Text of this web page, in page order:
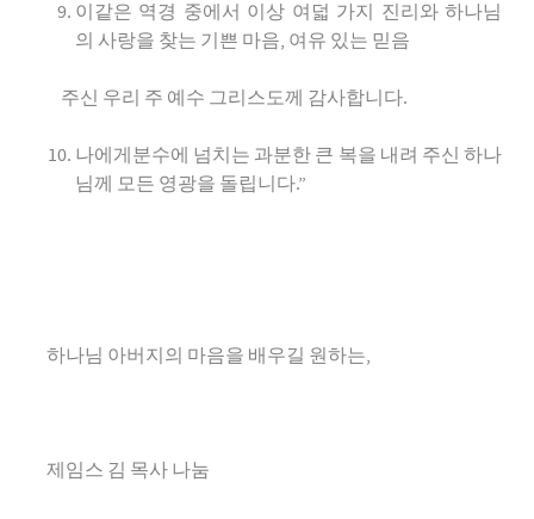
이같은 역경 중에서 이상 여덟 가지 진리와 하나님
의 사랑을 찾는 기쁜 마음, 여유 있는 믿음
주신 우리 주 예수 그리스도께 감사합니다.
나에게분수에 넘치는 과분한 큰 복을 내려 주신 하나
님께 모든 영광을 돌립니다.”
하나님 아버지의 마음을 배우길 원하는,
제임스 김 목사 나눔